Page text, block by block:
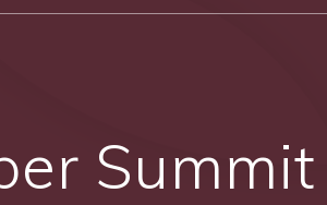
Summit